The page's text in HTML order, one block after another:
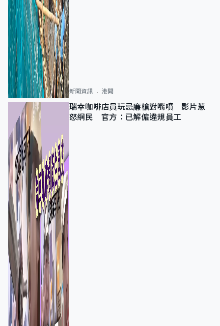
新聞資訊 港聞
瑞幸咖啡店員玩忌廉槍對嘴噴 影片惹
怒網民 官方：已解僱違規員工